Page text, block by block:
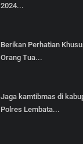
2024...
Berikan Perhatian
Orang Tua...
Jaga kamtibmas di
Polres Lembata...